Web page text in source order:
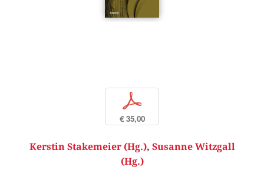
p
€ 35,00
Kerstin Stakemeier (Hg.), Susanne Witzgall
(Hg.)